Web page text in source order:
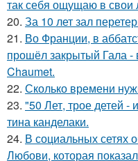
так себя ощущаю в свои
20. За 10 лет зал
21. Во Франции, в
прошёл закрытый Гала -
Chaumet.
22. Сколько времени
23. "50 Лет, трое детей -
тина канделаки.
24. В социальных сетях
Любови, которая